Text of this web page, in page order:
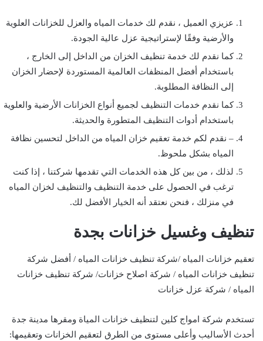
عزيزي العميل ، نقدم لك خدمات المياه والعزل للخزانات العلوية
والأرضية وفقًا لإستراتيجية عزل عالية الجودة.
كما نقدم لك خدمة تنظيف الخزان من الداخل إلى الخارج ،
باستخدام أفضل المنظفات العالمية المستوردة لإحضار الخزان
إلى النظافة المطلوبة.
كما نقدم خدمات التنظيف لجميع أنواع الخزانات الأرضية والعلوية
باستخدام أدوات التنظيف المتطورة والحديثة.
– نقدم لكم خدمة تعقيم خزان المياه من الداخل لتحسين نظافة
المياه بشكل ملحوظ.
لذلك ، من بين كل هذه الخدمات التي تقدمها شركتنا ، إذا كنت
ترغب في الحصول على خدمة التنظيف والتنظيف لخزان المياه
في منزلك ، فنحن نعتقد أنه الخيار الأفضل لك.
تنظيف وغسيل خزانات بجدة
تعقيم خزانات المياه /شركة تنظيف خزانات المياه / أفضل شركة
تنظيف خزانات المياه / شركة اصلاح خزانات/ شركة تنظيف خزانات
المياه / شركة عزل خزانات
تستخدم شركة امواج كلين لتنظيف خزانات المياة ومقرها مدينة جدة
أحدث الأساليب وأعلى مستوى من الطرق لتعقيم الخزانات وتعقيمها: